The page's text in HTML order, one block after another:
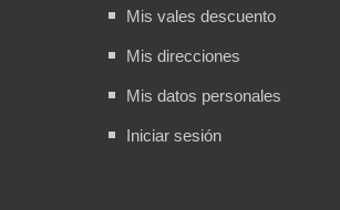
Mis vales descuento
Mis direcciones
Mis datos personales
Iniciar sesión